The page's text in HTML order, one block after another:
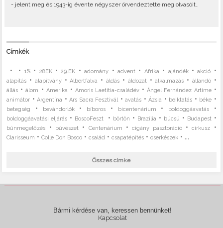
- jelent meg és 1943-ig évente négyszer örvendeztette meg olvasóit..
Címkék
• • 1%• 28EK•29.EK •adomány •advent • Afrika • ajándék•akció •
alapítás • alapítvány•Albertfalva •áldás • áldozat •alkalmazás • állandó•
állás •álom • Amerika • Amoris Laetitia-családév •Ángel Fernández Artime•
animátor •Argentína •Ars Sacra Fesztivál •avatás •Ázsia • beiktatás • béke •
betegség • bevándorlók• bíboros • bicentenárium • boldoggáavatás•
boldoggáavatási eljárás • BoscoFeszt • börtön • Brazília • búcsú • Budapest •
bűnmegelőzés • bűvészet • Centenárium •cigány pasztoráció•cirkusz •
Clarisseum •Colle Don Bosco •család •csapatépítés •cserkészek • ...
Összes címke
Bármi kérdése van, keressen bennünket!
Kapcsolat